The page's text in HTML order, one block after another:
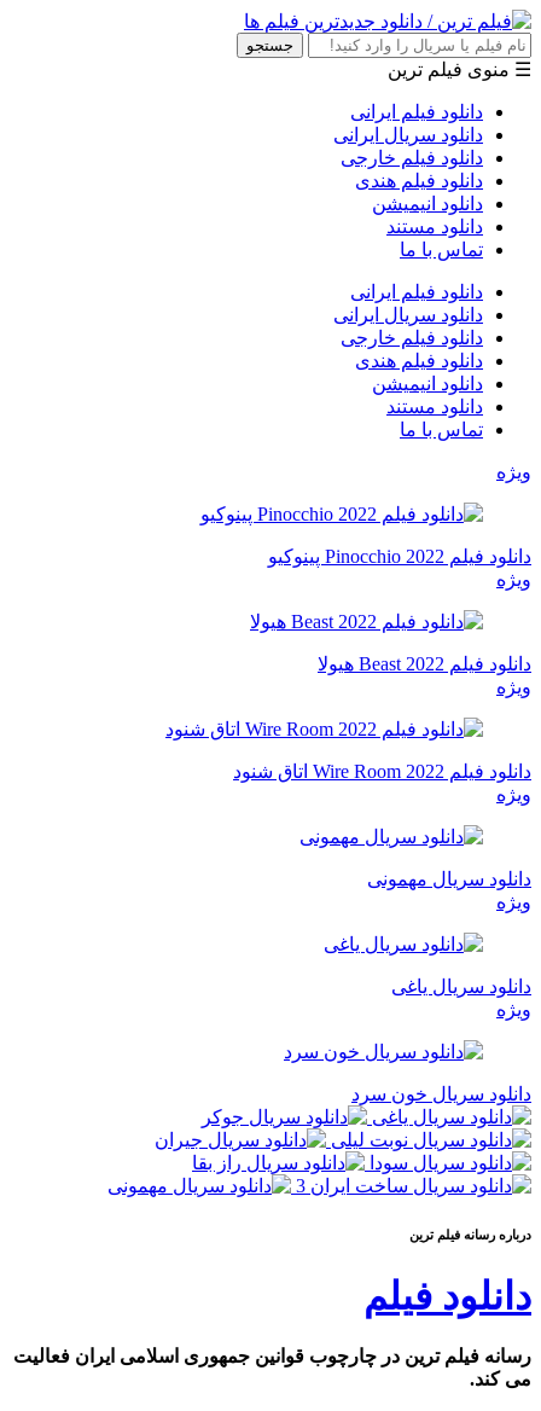
جستجو
☰ منوی فیلم ترین
دانلود فیلم ایرانی
دانلود سریال ایرانی
دانلود فیلم خارجی
دانلود فیلم هندی
دانلود انیمیشن
دانلود مستند
تماس با ما
دانلود فیلم ایرانی
دانلود سریال ایرانی
دانلود فیلم خارجی
دانلود فیلم هندی
دانلود انیمیشن
دانلود مستند
تماس با ما
ویژه
دانلود فیلم Pinocchio 2022 پینوکیو
ویژه
دانلود فیلم Beast 2022 هیولا
ویژه
دانلود فیلم Wire Room 2022 اتاق شنود
ویژه
دانلود سریال مهمونی
ویژه
دانلود سریال یاغی
ویژه
دانلود سریال خون سرد
درباره رسانه فيلم ترين
دانلود فیلم
رسانه فیلم ترین در چارچوب قوانین جمهوری اسلامی ایران فعالیت
می کند.